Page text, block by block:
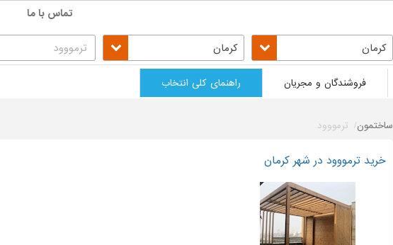
تماس با ما
کرمان کرمان
فروشندگان و مجریان راهنمای کلی انتخاب
ساختمون ترمووود
خرید ترمووود در شهر کرمان